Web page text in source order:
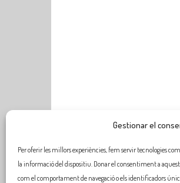
Gestionar el
Per oferir les millors experiències, fem servir tecnologies
la informació del dispositiu. Donar el consentiment a
com el comportament de navegació o els identificadors